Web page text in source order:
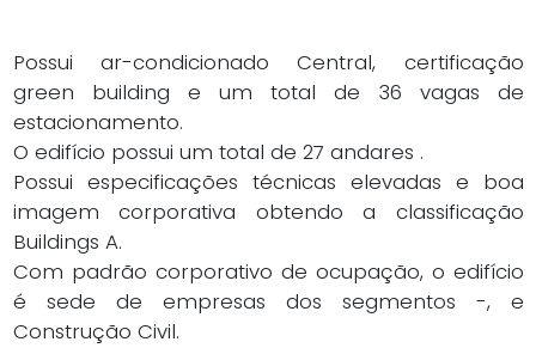
Possui ar-condicionado Central, certificação
green building e um total de 36 vagas de
estacionamento.
O edifício possui um total de 27 andares .
Possui especificações técnicas elevadas e boa
imagem corporativa obtendo a classificação
Buildings A.
Com padrão corporativo de ocupação, o edifício
é sede de empresas dos segmentos -, e
Construção Civil.